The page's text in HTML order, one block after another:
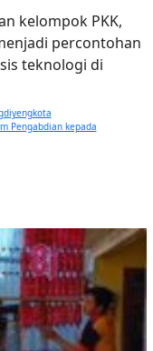
kelompok PKK,
percontohan
teknologi di
kota
Pengabdian kepada